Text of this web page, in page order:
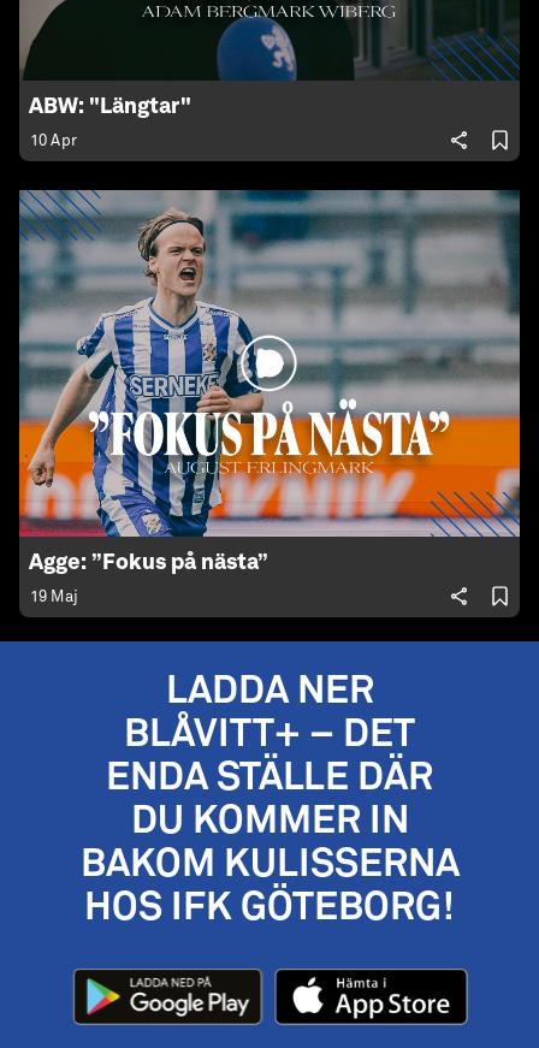
ABW: "Längtar"
10 Apr
Agge: ”Fokus på nästa”
19 Maj
LADDA NER
BLÅVITT+ – DET
ENDA STÄLLE DÄR
DU KOMMER IN
BAKOM KULISSERNA
HOS IFK GÖTEBORG!